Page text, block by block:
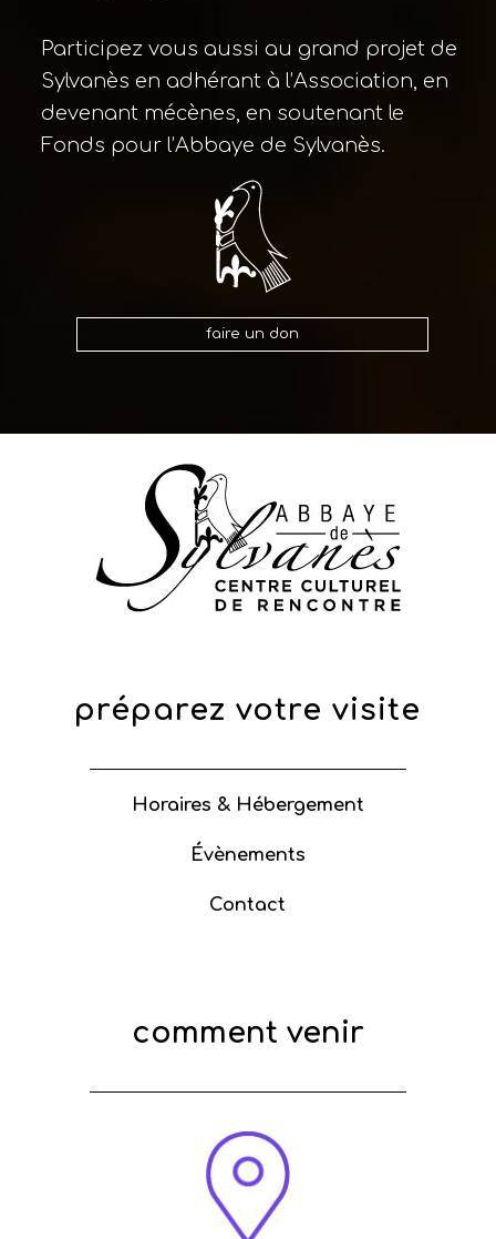
Participez vous aussi au grand projet de
Sylvanès en adhérant à l’Association, en
devenant mécènes, en soutenant le
Fonds pour l’Abbaye de Sylvanès.
faire un don
préparez votre visite
Horaires & Hébergement
Évènements
Contact
comment venir